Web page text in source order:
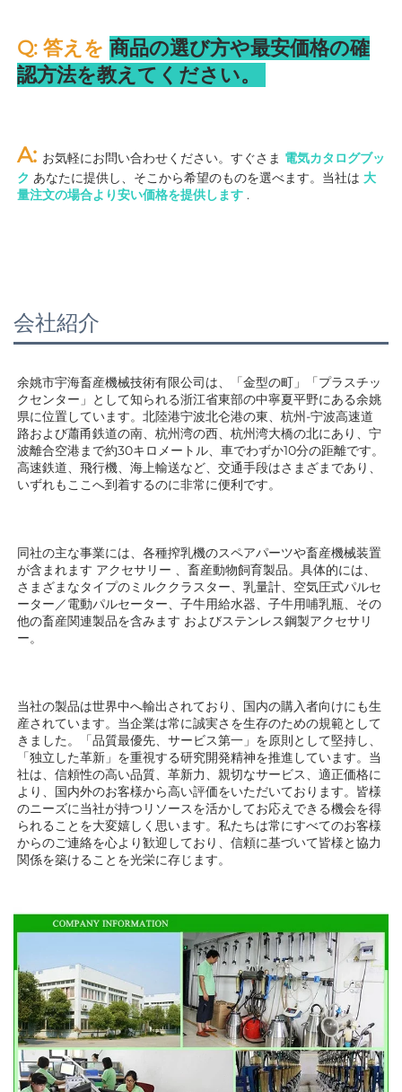
Q: 答えを 商品の選び方や最安価格の確
認方法を教えてください。
A: お気軽にお問い合わせください。すぐさま 電気カタログブッ
ク あなたに提供し、そこから希望のものを選べます。当社は 大
量注文の場合より安い価格を提供します .
会社紹介
余姚市宇海畜産機械技術有限公司は、「金型の町」「プラスチッ
クセンター」として知られる浙江省東部の中寧夏平野にある余姚
県に位置しています。北陸港宁波北仑港の東、杭州-宁波高速道
路および蕭甬鉄道の南、杭州湾の西、杭州湾大橋の北にあり、宁
波離合空港まで約30キロメートル、車でわずか10分の距離です。
高速鉄道、飛行機、海上輸送など、交通手段はさまざまであり、
いずれもここへ到着するのに非常に便利です。
同社の主な事業には、各種搾乳機のスペアパーツや畜産機械装置
が含まれます アクセサリー 、畜産動物飼育製品。具体的には、
さまざまなタイプのミルククラスター、乳量計、空気圧式パルセ
ーター／電動パルセーター、子牛用給水器、子牛用哺乳瓶、その
他の畜産関連製品を含みます およびステンレス鋼製アクセサリ
ー。
当社の製品は世界中へ輸出されており、国内の購入者向けにも生
産されています。当企業は常に誠実さを生存のための規範として
きました。「品質最優先、サービス第一」を原則として堅持し、
「独立した革新」を重視する研究開発精神を推進しています。当
社は、信頼性の高い品質、革新力、親切なサービス、適正価格に
より、国内外のお客様から高い評価をいただいております。皆様
のニーズに当社が持つリソースを活かしてお応えできる機会を得
られることを大変嬉しく思います。私たちは常にすべてのお客様
からのご連絡を心より歓迎しており、信頼に基づいて皆様と協力
関係を築けることを光栄に存じます。